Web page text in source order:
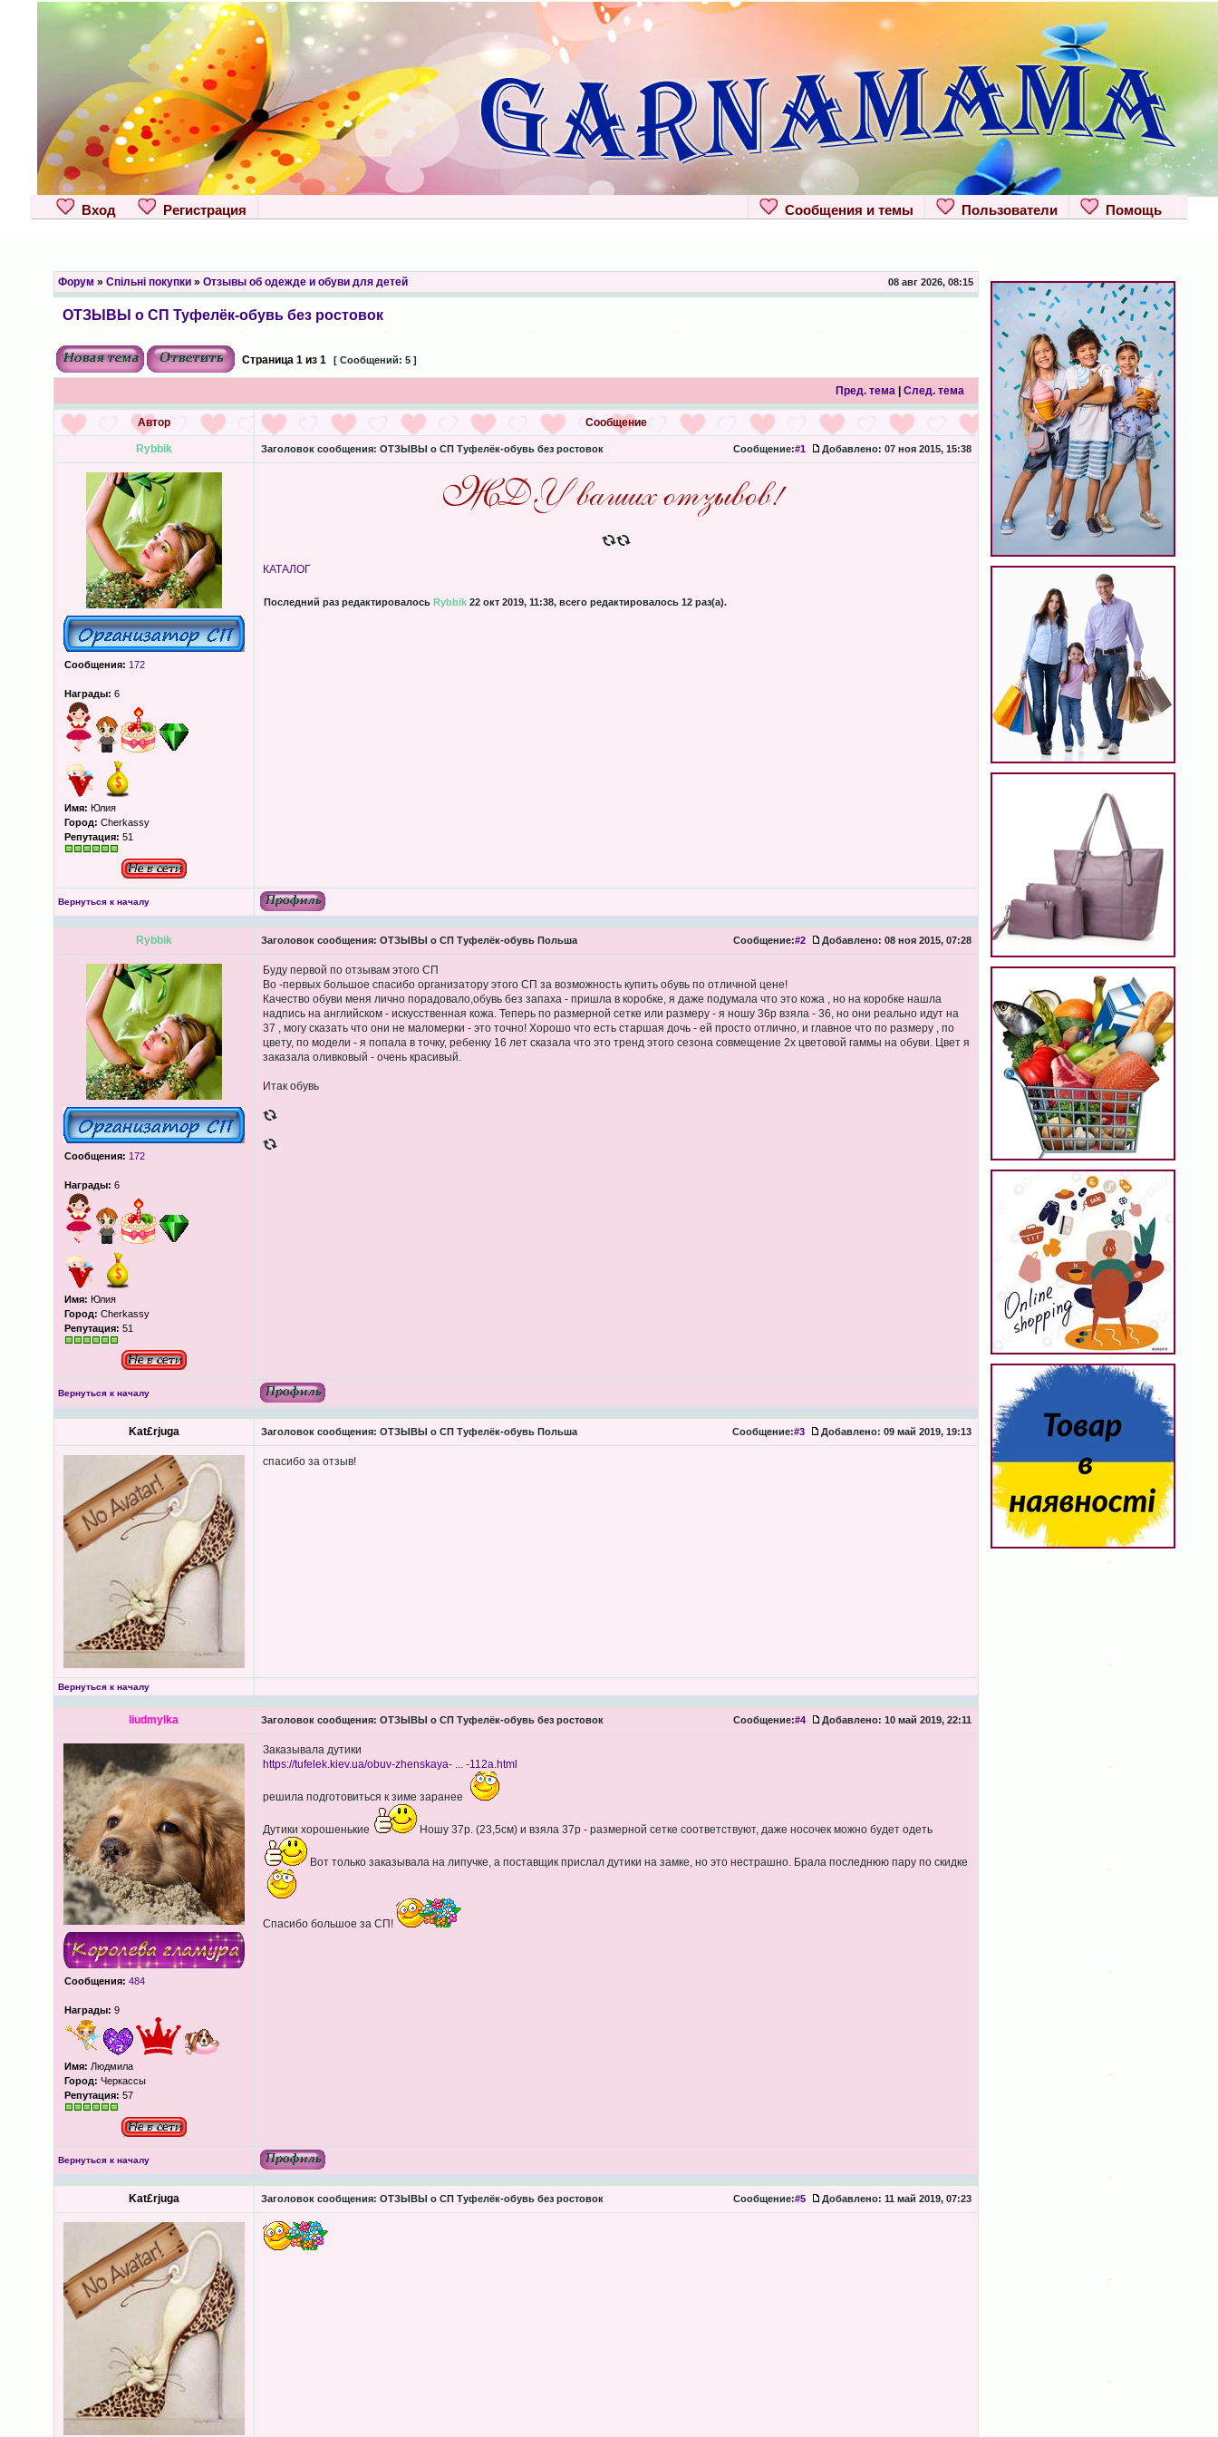
Вход Регистрация Помощь
Пользователи
Сообщения и темы
Форум » Спільні покупки» Отзывы об одежде и обуви для детей 08 авг 2026, 08:15
ОТЗЫВЫ о СП Туфелёк-обувь без ростовок
Страница 1из 1 [ Сообщений: 5 ]
Пред. тема| След. тема
Автор Сообщение
Rybbik Заголовок сообщения: ОТЗЫВЫ о СП Туфелёк-обувь без ростовок Сообщение:#1 Добавлено: 07 ноя 2015, 15:38
Сообщения: 172
Награды: 6
Имя: Юлия
Город: Cherkassy
Репутация: 51
КАТАЛОГ
Последний раз редактировалось Rybbik22 окт 2019, 11:38, всего редактировалось 12 раз(а).
Вернуться к началу
Rybbik Заголовок сообщения: ОТЗЫВЫ о СП Туфелёк-обувь Польша Сообщение:#2 Добавлено: 08 ноя 2015, 07:28
Сообщения: 172
Награды: 6
Имя: Юлия
Город: Cherkassy
Репутация: 51
Буду первой по отзывам этого СП
Во -первых большое спасибо организатору этого СП за возможность купить обувь по отличной цене!
Качество обуви меня лично порадовало,обувь без запаха - пришла в коробке, я даже подумала что это кожа , но на коробке нашла
надпись на английском - искусственная кожа. Теперь по размерной сетке или размеру - я ношу 36р взяла - 36, но они реально идут на
37 , могу сказать что они не маломерки - это точно! Хорошо что есть старшая дочь - ей просто отлично, и главное что по размеру , по
цвету, по модели - я попала в точку, ребенку 16 лет сказала что это тренд этого сезона совмещение 2х цветовой гаммы на обуви. Цвет я
заказала оливковый - очень красивый.
Итак обувь
Вернуться к началу
Kat£rjuga Заголовок сообщения: ОТЗЫВЫ о СП Туфелёк-обувь Польша Сообщение:#3 Добавлено: 09 май 2019, 19:13
спасибо за отзыв!
Вернуться к началу
liudmylka Заголовок сообщения: ОТЗЫВЫ о СП Туфелёк-обувь без ростовок Сообщение:#4 Добавлено: 10 май 2019, 22:11
Сообщения: 484
Награды: 9
Имя: Людмила
Город: Черкассы
Репутация: 57
Заказывала дутики
https://tufelek.kiev.ua/obuv-zhenskaya- ... -112a.html
решила подготовиться к зиме заранее
Дутики хорошенькие Ношу 37р. (23,5см) и взяла 37р - размерной сетке соответствуют, даже носочек можно будет одеть
Вот только заказывала на липучке, а поставщик прислал дутики на замке, но это нестрашно. Брала последнюю пару по скидке
Спасибо большое за СП!
Вернуться к началу
Kat£rjuga Заголовок сообщения: ОТЗЫВЫ о СП Туфелёк-обувь без ростовок Сообщение:#5 Добавлено: 11 май 2019, 07:23